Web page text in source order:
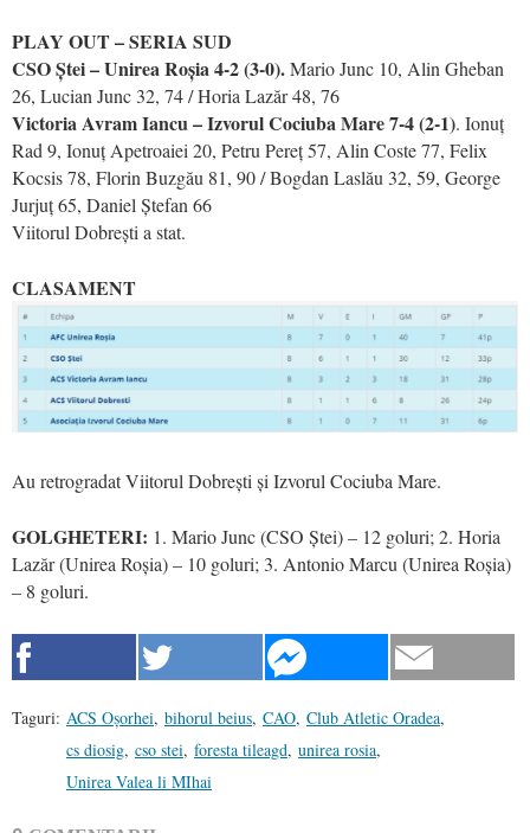
PLAY OUT – SERIA SUD
CSO Ștei – Unirea Roșia 4-2 (3-0).Mario Junc 10, Alin Gheban
26, Lucian Junc 32, 74 / Horia Lazăr 48, 76
Victoria Avram Iancu – Izvorul Cociuba Mare 7-4 (2-1). Ionuț
Rad 9, Ionuț Apetroaiei 20, Petru Pereț 57, Alin Coste 77, Felix
Kocsis 78, Florin Buzgău 81, 90 / Bogdan Laslău 32, 59, George
Jurjuț 65, Daniel Ștefan 66
Viitorul Dobrești a stat.
CLASAMENT
Au retrogradat Viitorul Dobrești și Izvorul Cociuba Mare.
GOLGHETERI: 1. Mario Junc (CSO Ștei) – 12 goluri; 2. Horia
Lazăr (Unirea Roșia) – 10 goluri; 3. Antonio Marcu (Unirea Roșia)
– 8 goluri.
Taguri: ACS Oșorhei, bihorul beius, CAO, Club Atletic Oradea,
cs diosig, cso stei, foresta tileagd, unirea rosia,
Unirea Valea li MIhai